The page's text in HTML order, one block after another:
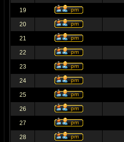
19
20
21
22
23
24
25
26
27
28